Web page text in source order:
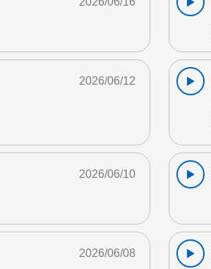
2026/06/12
2026/06/10
2026/06/08